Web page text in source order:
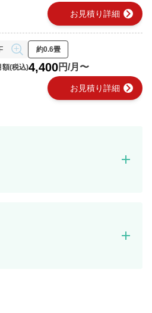
お見積り詳細 chevron_right
約0.6畳
額(税込)4,400円/月〜
お見積り詳細 chevron_right
add
add